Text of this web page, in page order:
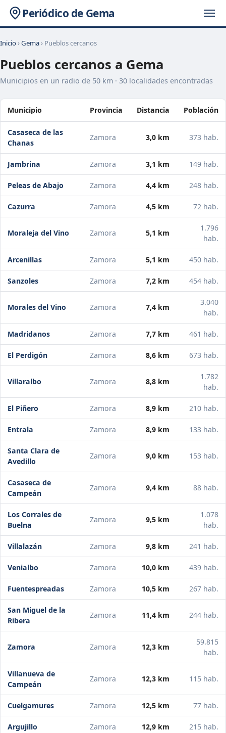
Periódico de Gema
Inicio›Gema› Pueblos cercanos
Pueblos cercanos a Gema
Municipios en un radio de 50 km · 30 localidades encontradas
Municipio Provincia Distancia Población
Casaseca de las
Chanas
Zamora 3,0 km 373 hab.
Jambrina Zamora 3,1 km 149 hab.
Peleas de Abajo Zamora 4,4 km 248 hab.
Cazurra Zamora 4,5 km 72 hab.
Moraleja del Vino Zamora 5,1 km
1.796
hab.
Arcenillas Zamora 5,1 km 450 hab.
Sanzoles Zamora 7,2 km 454 hab.
Morales del Vino Zamora 7,4 km
3.040
hab.
Madridanos Zamora 7,7 km 461 hab.
El Perdigón Zamora 8,6 km 673 hab.
Villaralbo Zamora 8,8 km
1.782
hab.
El Piñero Zamora 8,9 km 210 hab.
Entrala Zamora 8,9 km 133 hab.
Santa Clara de
Avedillo
Zamora 9,0 km 153 hab.
Casaseca de
Campeán
Zamora 9,4 km 88 hab.
Los Corrales de
Buelna
Zamora 9,5 km
1.078
hab.
Villalazán Zamora 9,8 km 241 hab.
Venialbo Zamora 10,0 km 439 hab.
Fuentespreadas Zamora 10,5 km 267 hab.
San Miguel de la
Ribera
Zamora 11,4 km 244 hab.
Zamora Zamora 12,3 km
59.815
hab.
Villanueva de
Campeán
Zamora 12,3 km 115 hab.
Cuelgamures Zamora 12,5 km 77 hab.
Argujillo Zamora 12,9 km 215 hab.